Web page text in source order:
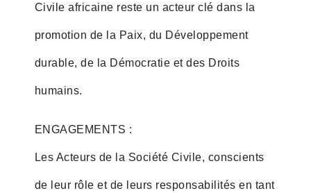
Civile africaine reste un acteur clé dans la
promotion de la Paix, du Développement
durable, de la Démocratie et des Droits
humains.
ENGAGEMENTS :
Les Acteurs de la Société Civile, conscients
de leur rôle et de leurs responsabilités en tant